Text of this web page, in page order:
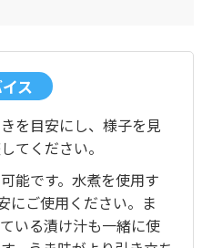
ス
を目安にし、様子を見
てください。
能です。水煮を使用す
にご使用ください。ま
いる漬け汁も一緒に使